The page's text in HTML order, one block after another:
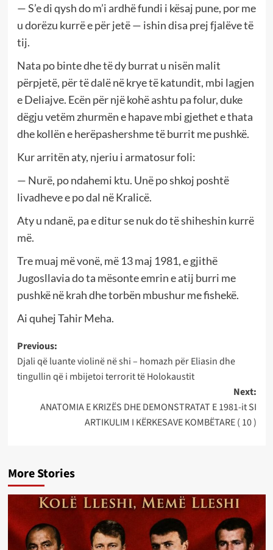
— S’e di qysh do m’i ardhë fundi i kësaj pune, por me
u dorëzu kurrë e për jetë — ishin disa prej fjalëve të
tij.
Nata po binte dhe të dy burrat u nisën malit
përpjetë, për të dalë në krye të katundit, mbi lagjen
e Deliajve. Ecën për një kohë ashtu pa folur, duke
dëgju vetëm zhurmën e hapave mbi gjethet e thata
dhe kollën e herëpashershme të burrit me pushkë.
Kur arritën aty, njeriu i armatosur foli:
— Nurë, po ndahemi ktu. Unë po shkoj poshtë
livadheve e po dal në Kralicë.
Aty u ndanë, pa e ditur se nuk do të shiheshin kurrë
më.
Tre muaj më vonë, më 13 maj 1981, e gjithë
Jugosllavia do ta mësonte emrin e atij burri me
pushkë në krah dhe torbën mbushur me fishekë.
Ai quhej Tahir Meha.
Post
navigation
Previous:
Djali që luante violinë në shi – homazh për Eliasin dhe
tingullin që i mbijetoi terrorit të Holokaustit
Next:
ANATOMIA E KRIZËS DHE DEMONSTRATAT E 1981-it SI
ARTIKULIM I KËRKESAVE KOMBËTARE ( 10 )
More Stories